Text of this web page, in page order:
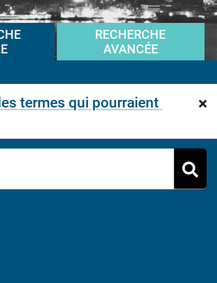
RECHERCHE
AVANCÉE
termes qui pourraient